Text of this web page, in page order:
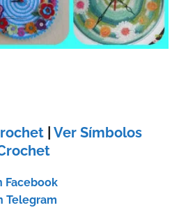
| Ver Símbolos
Facebook
Telegram